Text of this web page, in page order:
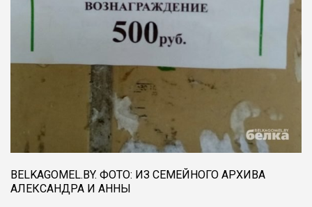
BELKAGOMEL.BY. ФОТО: ИЗ СЕМЕЙНОГО АРХИВА
АЛЕКСАНДРА И АННЫ